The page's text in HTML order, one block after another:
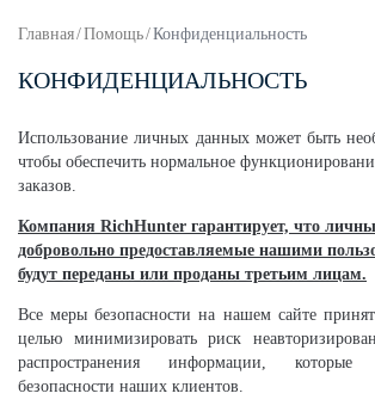
Главная/Помощь/Конфиденциальность
КОНФИДЕНЦИАЛЬНОСТЬ
Использование личных данных может быть
чтобы обеспечить нормальное
заказов.
Компания RichHunter гарантирует, что
добровольно предоставляемые нашими
будут переданы или проданы третьим лицам.
Все меры безопасности на нашем сайте
целью минимизировать риск
распространения информации,
безопасности наших клиентов.